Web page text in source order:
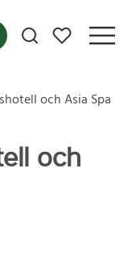
Mina favoriter
och Asia Spa
och